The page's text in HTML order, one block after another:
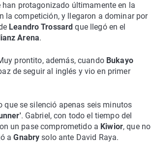
protagonizado últimamente en la
la competición, y llegaron a dominar por
Leandro Trossard que llegó en el
Arena.
prontito, además, cuando Bukayo
de seguir al inglés y vio en primer
que se silenció apenas seis minutos
. Gabriel, con todo el tiempo del
un pase comprometido a Kiwior, que no
aGnabrysolo ante David Raya.